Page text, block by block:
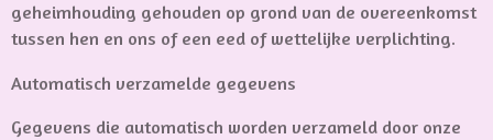
geheimhouding gehouden op grond van de overeenkomst
tussen hen en ons of een eed of wettelijke verplichting.
Automatisch verzamelde gegevens
Gegevens die automatisch worden verzameld door onze